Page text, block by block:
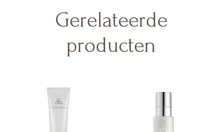
Gerelateerde
producten